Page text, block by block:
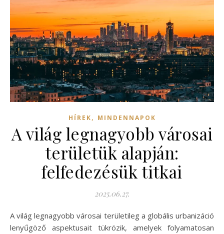
HÍREK, MINDENNAPOK
A világ legnagyobb városai
területük alapján:
felfedezésük titkai
2025.06.27.
A világ legnagyobb városai területileg a globális urbanizáció
lenyűgöző aspektusait tükrözik, amelyek folyamatosan